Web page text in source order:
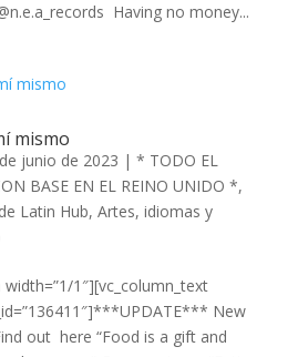
Having no money...
mismo
junio de 2023 | * TODO EL
BASE EN EL REINO UNIDO *,
Latin Hub, Artes, idiomas y
1″][vc_column_text
New
out here “Food is a gift and